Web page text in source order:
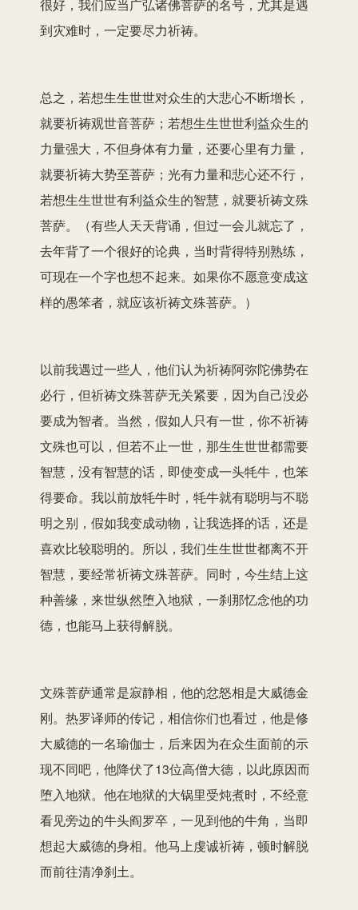
很好，我们应当广弘诸佛菩萨的名号，尤其是遇
到灾难时，一定要尽力祈祷。
总之，若想生生世世对众生的大悲心不断增长，
就要祈祷观世音菩萨；若想生生世世利益众生的
力量强大，不但身体有力量，还要心里有力量，
就要祈祷大势至菩萨；光有力量和悲心还不行，
若想生生世世有利益众生的智慧，就要祈祷文殊
菩萨。（有些人天天背诵，但过一会儿就忘了，
去年背了一个很好的论典，当时背得特别熟练，
可现在一个字也想不起来。如果你不愿意变成这
样的愚笨者，就应该祈祷文殊菩萨。）
以前我遇过一些人，他们认为祈祷阿弥陀佛势在
必行，但祈祷文殊菩萨无关紧要，因为自己没必
要成为智者。当然，假如人只有一世，你不祈祷
文殊也可以，但若不止一世，那生生世世都需要
智慧，没有智慧的话，即使变成一头牦牛，也笨
得要命。我以前放牦牛时，牦牛就有聪明与不聪
明之别，假如我变成动物，让我选择的话，还是
喜欢比较聪明的。所以，我们生生世世都离不开
智慧，要经常祈祷文殊菩萨。同时，今生结上这
种善缘，来世纵然堕入地狱，一刹那忆念他的功
德，也能马上获得解脱。
文殊菩萨通常是寂静相，他的忿怒相是大威德金
刚。热罗译师的传记，相信你们也看过，他是修
大威德的一名瑜伽士，后来因为在众生面前的示
现不同吧，他降伏了13位高僧大德，以此原因而
堕入地狱。他在地狱的大锅里受炖煮时，不经意
看见旁边的牛头阎罗卒，一见到他的牛角，当即
想起大威德的身相。他马上虔诚祈祷，顿时解脱
而前往清净刹土。